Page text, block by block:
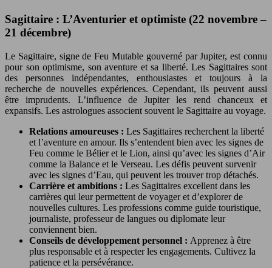
Sagittaire : L’Aventurier et optimiste (22 novembre –
21 décembre)
Le Sagittaire, signe de Feu Mutable gouverné par Jupiter, est connu
pour son optimisme, son aventure et sa liberté. Les Sagittaires sont
des personnes indépendantes, enthousiastes et toujours à la
recherche de nouvelles expériences. Cependant, ils peuvent aussi
être imprudents. L’influence de Jupiter les rend chanceux et
expansifs. Les astrologues associent souvent le Sagittaire au voyage.
Relations amoureuses : Les Sagittaires recherchent la liberté
et l’aventure en amour. Ils s’entendent bien avec les signes de
Feu comme le Bélier et le Lion, ainsi qu’avec les signes d’Air
comme la Balance et le Verseau. Les défis peuvent survenir
avec les signes d’Eau, qui peuvent les trouver trop détachés.
Carrière et ambitions : Les Sagittaires excellent dans les
carrières qui leur permettent de voyager et d’explorer de
nouvelles cultures. Les professions comme guide touristique,
journaliste, professeur de langues ou diplomate leur
conviennent bien.
Conseils de développement personnel : Apprenez à être
plus responsable et à respecter les engagements. Cultivez la
patience et la persévérance.